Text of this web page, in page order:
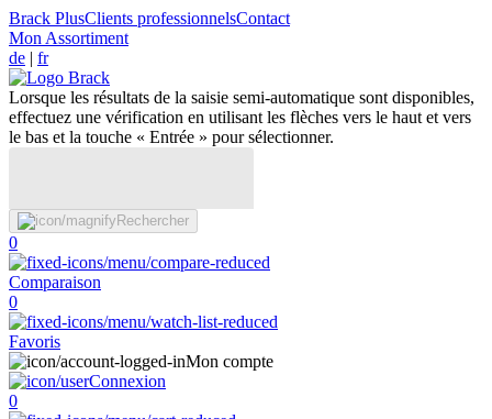
Brack PlusClients professionnelsContact
Mon Assortiment
de | fr
Lorsque les résultats de la saisie semi-automatique sont disponibles,
effectuez une vérification en utilisant les flèches vers le haut et vers
le bas et la touche « Entrée » pour sélectionner.
Rechercher
0
Comparaison
0
Favoris
Mon compte
Connexion
0